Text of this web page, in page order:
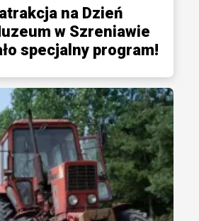
na Dzień
w Szreniawie
specjalny program!